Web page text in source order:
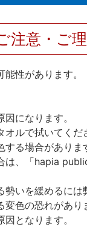
注意・ご
性があります。
になります。
ルで拭いてくだ
る場合があり
、「hapia
いを緩めるに
色の恐れがあ
となります。